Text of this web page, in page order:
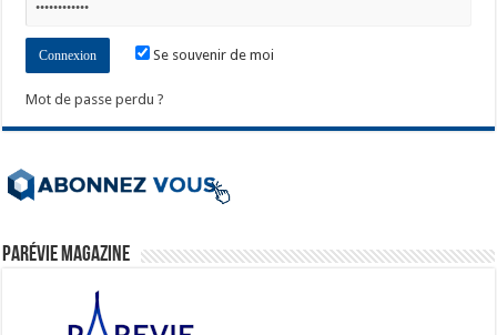
Se souvenir de moi
Mot de passe perdu ?
ParéVie Magazine